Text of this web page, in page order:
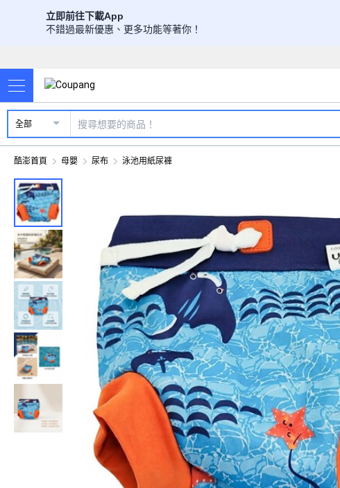
立即前往下載App
不錯過最新優惠、更多功能等著你！
全部
酷澎首頁 母嬰 尿布 泳池用紙尿褲